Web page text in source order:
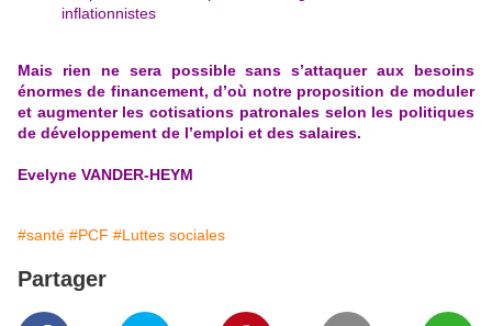
inflationnistes
Mais rien ne sera possible sans s’attaquer aux besoins
énormes de financement, d’où notre proposition de moduler
et augmenter les cotisations patronales selon les politiques
de développement de l’emploi et des salaires.
Evelyne VANDER-HEYM
#santé #PCF #Luttes sociales
Partager